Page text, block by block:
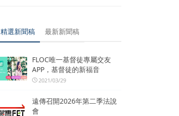
精選新聞稿 最新新聞稿
FLOC唯一基督徒專屬交友
APP，基督徒的新福音
2021/03/29
遠傳召開2026年第二季法說
會